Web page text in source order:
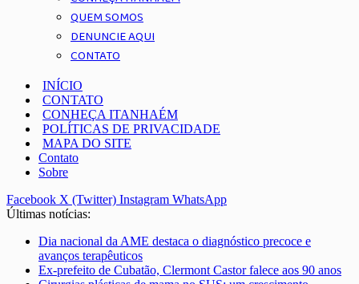
QUEM SOMOS
DENUNCIE AQUI
CONTATO
INÍCIO
CONTATO
CONHEÇA ITANHAÉM
POLÍTICAS DE PRIVACIDADE
MAPA DO SITE
Contato
Sobre
Facebook X (Twitter) Instagram WhatsApp
Últimas notícias:
Dia nacional da AME destaca o diagnóstico precoce e
avanços terapêuticos
Ex-prefeito de Cubatão, Clermont Castor falece aos 90 anos